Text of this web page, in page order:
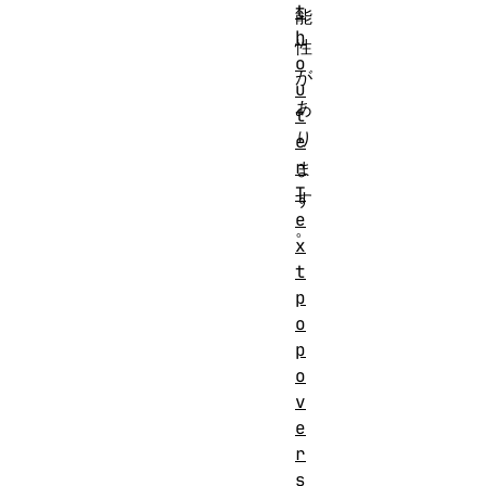
能
性
が
あ
り
ま
す
。
t
h
o
u
t
e
r
T
e
x
t
p
o
p
o
v
e
r
s